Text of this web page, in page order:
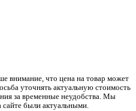
внимание, что цена на товар может
уточнять актуальную стоимость
за временные неудобства. Мы
были актуальными.